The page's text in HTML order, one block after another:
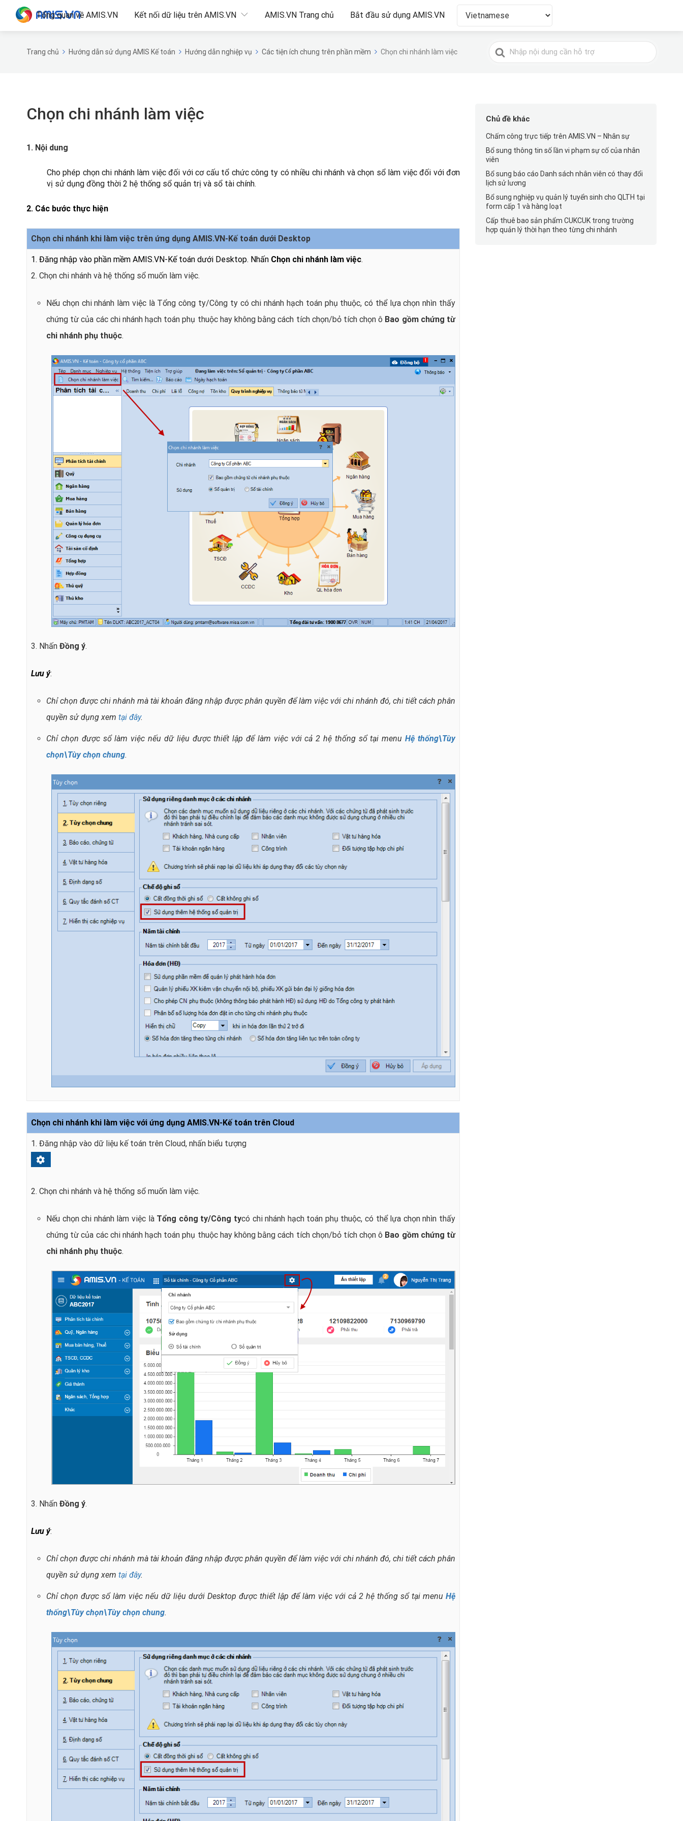
Tổng quan về AMIS.VN Kết nối dữ liệu trên AMIS.VN AMIS.VN Trang chủ Bắt đầu sử dụng AMIS.VN
Trang chủ Hướng dẫn sử dụng AMIS Kế toán Hướng dẫn nghiệp vụ Các tiện ích chung trên phần mềm Chọn chi nhánh làm việc
Tìm
kiếm
Chọn chi nhánh làm việc
1. Nội dung
Cho phép chọn chi nhánh làm việc đối với cơ cấu tổ chức công ty có nhiều chi nhánh và chọn sổ làm việc đối với đơn
vị sử dụng đồng thời 2 hệ thống sổ quản trị và sổ tài chính.
2. Các bước thực hiện
Chọn chi nhánh khi làm việc trên ứng dụng AMIS.VN-Kế toán dưới Desktop
1. Đăng nhập vào phần mềm AMIS.VN-Kế toán dưới Desktop. Nhấn Chọn chi nhánh làm việc.
2. Chọn chi nhánh và hệ thống sổ muốn làm việc.
Nếu chọn chi nhánh làm việc là Tổng công ty/Công ty có chi nhánh hạch toán phụ thuộc, có thể lựa chọn nhìn thấy
chứng từ của các chi nhánh hạch toán phụ thuộc hay không bằng cách tích chọn/bỏ tích chọn ô Bao gồm chứng từ
chi nhánh phụ thuộc.
3. Nhấn Đồng ý.
Lưu ý:
Chỉ chọn được chi nhánh mà tài khoản đăng nhập được phân quyền để làm việc với chi nhánh đó, chi tiết cách phân
quyền sử dụng xem tại đây.
Chỉ chọn được sổ làm việc nếu dữ liệu được thiết lập để làm việc với cả 2 hệ thống sổ tại menuHệ thống\Tùy
chọn\Tùy chọn chung.
Chọn chi nhánh khi làm việc với ứng dụng AMIS.VN-Kế toán trên Cloud
1. Đăng nhập vào dữ liệu kế toán trên Cloud, nhấn biểu tượng
2. Chọn chi nhánh và hệ thống sổ muốn làm việc.
Nếu chọn chi nhánh làm việc là Tổng công ty/Công tycó chi nhánh hạch toán phụ thuộc, có thể lựa chọn nhìn thấy
chứng từ của các chi nhánh hạch toán phụ thuộc hay không bằng cách tích chọn/bỏ tích chọn ô Bao gồm chứng từ
chi nhánh phụ thuộc.
3. Nhấn Đồng ý.
Lưu ý:
Chỉ chọn được chi nhánh mà tài khoản đăng nhập được phân quyền để làm việc với chi nhánh đó, chi tiết cách phân
quyền sử dụng xem tại đây.
Chỉ chọn được sổ làm việc nếu dữ liệu dưới Desktop được thiết lập để làm việc với cả 2 hệ thống sổ tại menu Hệ
thống\Tùy chọn\Tùy chọn chung.
Chủ đề khác
Chấm công trực tiếp trên AMIS.VN – Nhân sự
Bổ sung thông tin số lần vi phạm sự cố của nhân
viên
Bổ sung báo cáo Danh sách nhân viên có thay đổi
lịch sử lương
Bổ sung nghiệp vụ quản lý tuyển sinh cho QLTH tại
form cấp 1 và hàng loạt
Cấp thuê bao sản phẩm CUKCUK trong trường
hợp quản lý thời hạn theo từng chi nhánh